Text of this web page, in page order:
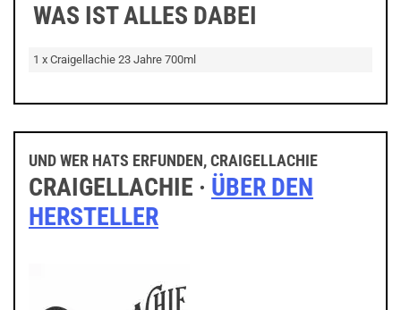
WAS IST ALLES DABEI
1 x Craigellachie 23 Jahre 700ml
UND WER HATS ERFUNDEN, CRAIGELLACHIE
CRAIGELLACHIE · ÜBER DEN
HERSTELLER